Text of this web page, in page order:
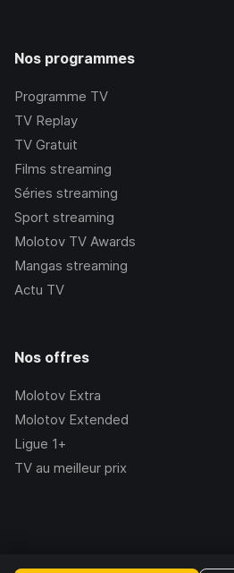
Nos programmes
Programme TV
TV Replay
TV Gratuit
Films streaming
Séries streaming
Sport streaming
Molotov TV Awards
Mangas streaming
Actu TV
Nos offres
Molotov Extra
Molotov Extended
Ligue 1+
TV au meilleur prix